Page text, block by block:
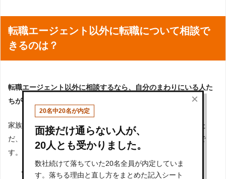
転職エージェント以外に転職について相談で
きるのは？
転職エージェント以外に相談するなら、自分のまわりにいる人た
ちがいいでしょう。
家族は友人は親身になって聞いてくれる可能性が高いです。た
だ、専門的なアドバイスを求めるなら違うところに頼るべきで
す。
転職した結果今の職場に満足している人
×
20名中20名が内定
面接だけ通らない人が、
20人とも受かりました。
数社続けて落ちていた20名全員が内定していま
す。落ちる理由と直し方をまとめた記入シート